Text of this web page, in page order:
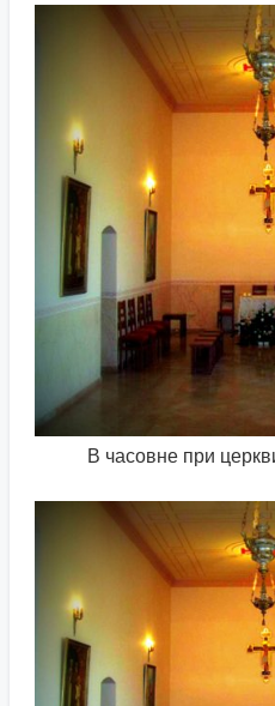
В часовне при